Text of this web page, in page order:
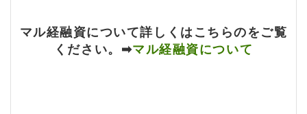
マル経融資について詳しくはこちらのをご覧
ください。➡マル経融資について